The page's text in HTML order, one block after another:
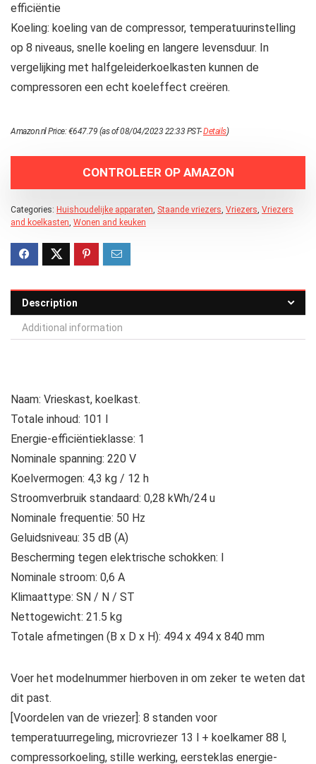
efficiëntie
Koeling: koeling van de compressor, temperatuurinstelling
op 8 niveaus, snelle koeling en langere levensduur. In
vergelijking met halfgeleiderkoelkasten kunnen de
compressoren een echt koeleffect creëren.
Amazon.nl Price:€647.79 (as of 08/04/2023 22:33 PST-Details)
CONTROLEER OP AMAZON
Categories: Huishoudelijke apparaten Staande vriezers Vriezers Vriezers
and koelkasten Wonen and keuken
Description
Additional information
Naam: Vrieskast, koelkast.
Totale inhoud: 101 l
Energie-efficiëntieklasse: 1
Nominale spanning: 220 V
Koelvermogen: 4,3 kg / 12 h
Stroomverbruik standaard: 0,28 kWh/24 u
Nominale frequentie: 50 Hz
Geluidsniveau: 35 dB (A)
Bescherming tegen elektrische schokken: I
Nominale stroom: 0,6 A
Klimaattype: SN / N / ST
Nettogewicht: 21.5 kg
Totale afmetingen (B x D x H): 494 x 494 x 840 mm
Voer het modelnummer hierboven in om zeker te weten dat
dit past.
[Voordelen van de vriezer]: 8 standen voor
temperatuurregeling, microvriezer 13 l + koelkamer 88 l,
compressorkoeling, stille werking, eersteklas energie-